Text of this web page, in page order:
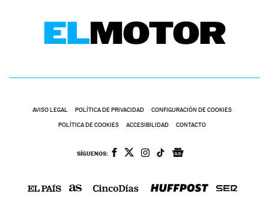
AVISO LEGAL POLÍTICA DE PRIVACIDAD CONFIGURACIÓN DE COOKIES
POLÍTICA DE COOKIES ACCESIBILIDAD CONTACTO
SÍGUENOS: